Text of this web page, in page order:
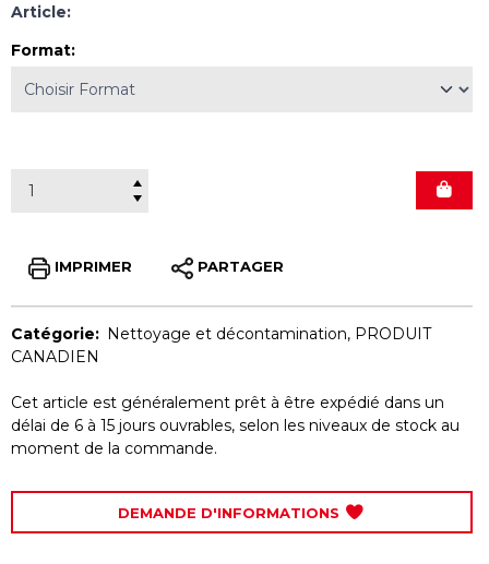
Article:
Format:
IMPRIMER PARTAGER
Catégorie: Nettoyage et décontamination, PRODUIT
CANADIEN
Cet article est généralement prêt à être expédié dans un
délai de 6 à 15 jours ouvrables, selon les niveaux de stock au
moment de la commande.
DEMANDE D'INFORMATIONS